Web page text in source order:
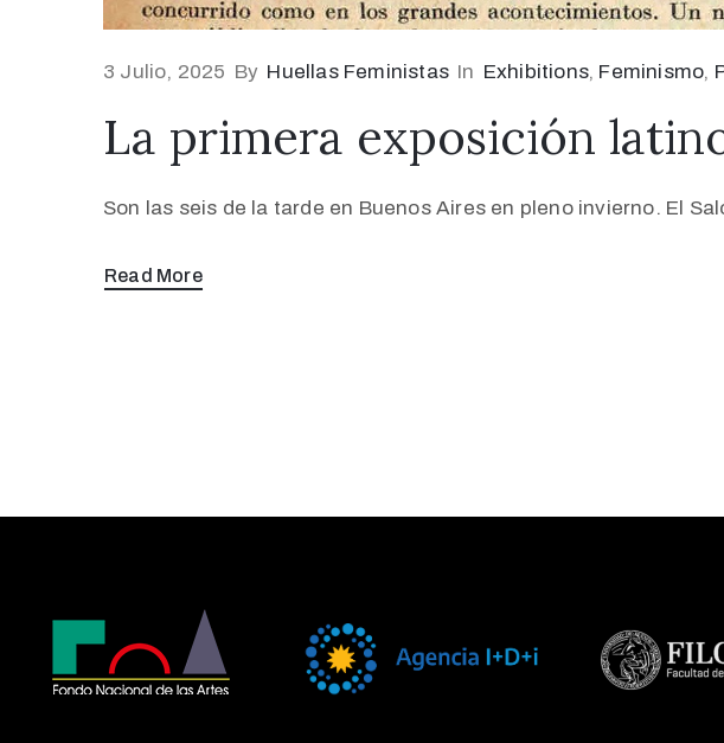
3 Julio, 2025 By Huellas Feministas In Exhibitions‚ Feminismo‚
La primera exposición
Son las seis de la tarde en Buenos Aires en pleno invierno. El
Read More